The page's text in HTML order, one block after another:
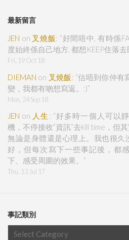
最新留言
JEN on 叉燒飯: “好間唔中, 有時係
度始終係自己地方, 都想KEEP住落去
Fri, 19 Oct 18
DIEMAN on 叉燒飯 : “估唔到你仲有
變，我都有啲想寫返。:)”
Mon, 24 Sep 18
JEN on 人生 : “好多時一個人可以
機，不停接收”資訊”去kill time，但
無論是身體還是心理上。我也很久
好，但每次寫下一些事記後，都
下、感受周圍的效果。 ”
Thu, 13 Jul 17
事記類別